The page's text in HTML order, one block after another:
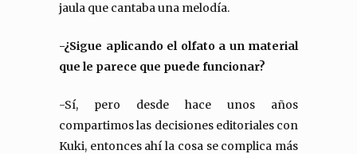
jaula que cantaba una melodía.
-¿Sigue aplicando el olfato a un material
que le parece que puede funcionar?
-Sí, pero desde hace unos años
compartimos las decisiones editoriales con
Kuki, entonces ahí la cosa se complica más